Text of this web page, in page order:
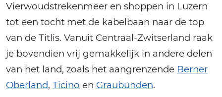
Vierwoudstrekenmeer en shoppen in Luzern
tot een tocht met de kabelbaan naar de top
van de Titlis. Vanuit Centraal-Zwitserland raak
je bovendien vrij gemakkelijk in andere delen
van het land, zoals het aangrenzende Berner
Oberland, Ticino en Graubünden.